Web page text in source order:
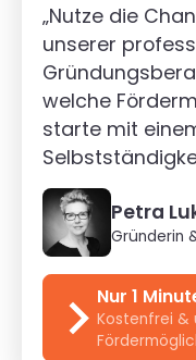
„Nutze die
unserer
welche
starte mit
Petra
Gründerin
Nur 1
Kostenfrei &